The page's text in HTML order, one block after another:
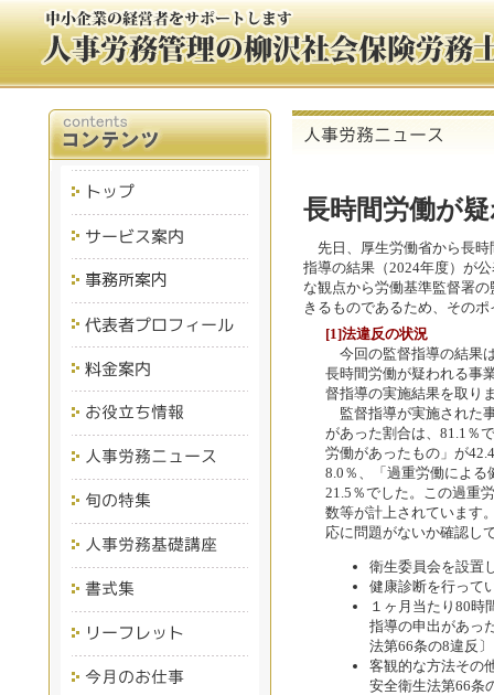
長時間労働が
先日、厚生労働省から長時
指導の結果（2024年度）が
な観点から労働基準監督署
きるものであるため、その
[1]法違反の状況
今回の監督指導の結果
長時間労働が疑われる事
督指導の実施結果を取り
監督指導が実施された
があった割合は、81.1％
労働があったもの」が
8.0％、「過重労働によ
21.5％でした。この過重
数等が計上されています
応に問題がないか確認し
衛生委員会を設置
健康診断を行って
１ヶ月当たり80時
指導の申出があっ
法第66条の8違反〕
客観的な方法その
安全衛生法第66条